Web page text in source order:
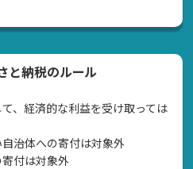
と納税のルール
、経済的な利益を受け取っては
治体への寄付は対象外
付は対象外